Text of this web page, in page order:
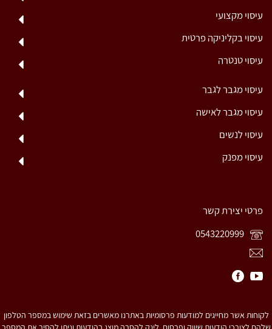
עיסוי מקצועי
עיסוי בקליניקה פרטית
עיסוי טנטרה
עיסוי מגבר לגבר
עיסוי מגבר לאישה
עיסוי לנשים
עיסוי מפנק
פרטי יצירת קשר
לקוחות אשר מחייגים למודעות פרסומיות באתרנו מאשרים בזאת שימוש במספר הטלפון